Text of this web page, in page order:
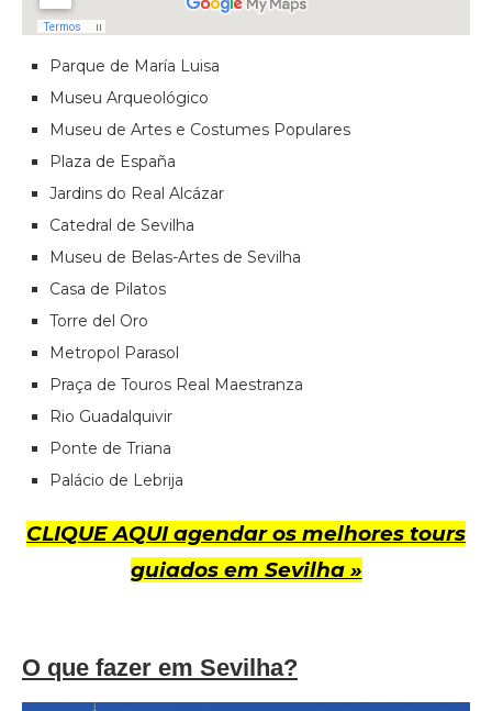
Parque de María Luisa
Museu Arqueológico
Museu de Artes e Costumes Populares
Plaza de España
Jardins do Real Alcázar
Catedral de Sevilha
Museu de Belas-Artes de Sevilha
Casa de Pilatos
Torre del Oro
Metropol Parasol
Praça de Touros Real Maestranza
Rio Guadalquivir
Ponte de Triana
Palácio de Lebrija
CLIQUE AQUI agendar os melhores tours
guiados em Sevilha »
O que fazer em Sevilha?